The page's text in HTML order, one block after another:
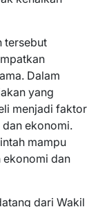
tersebut
Dalam
yang
menjadi faktor
ekonomi.
mampu
ekonomi dan
dari Wakil